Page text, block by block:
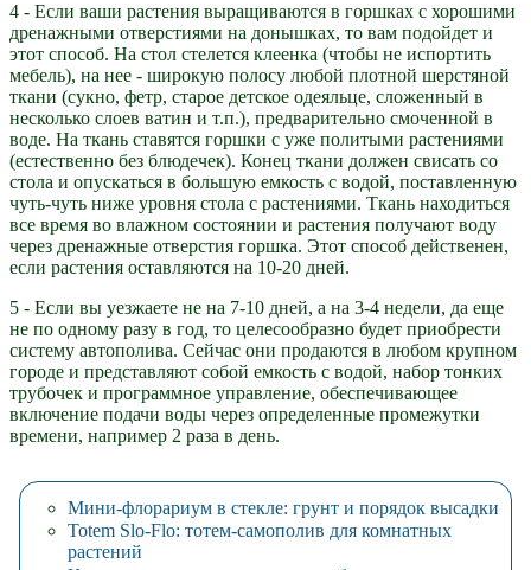
4 - Если ваши растения выращиваются в горшках с хорошими
дренажными отверстиями на донышках, то вам подойдет и
этот способ. На стол стелется клеенка (чтобы не испортить
мебель), на нее - широкую полосу любой плотной шерстяной
ткани (сукно, фетр, старое детское одеяльце, сложенный в
несколько слоев ватин и т.п.), предварительно смоченной в
воде. На ткань ставятся горшки с уже политыми растениями
(естественно без блюдечек). Конец ткани должен свисать со
стола и опускаться в большую емкость с водой, поставленную
чуть-чуть ниже уровня стола с растениями. Ткань находиться
все время во влажном состоянии и растения получают воду
через дренажные отверстия горшка. Этот способ действенен,
если растения оставляются на 10-20 дней.
5 - Если вы уезжаете не на 7-10 дней, а на 3-4 недели, да еще
не по одному разу в год, то целесообразно будет приобрести
систему автополива. Сейчас они продаются в любом крупном
городе и представляют собой емкость с водой, набор тонких
трубочек и программное управление, обеспечивающее
включение подачи воды через определенные промежутки
времени, например 2 раза в день.
Мини-флорариум в стекле: грунт и порядок высадки
Totem Slo-Flo: тотем-самополив для комнатных
растений